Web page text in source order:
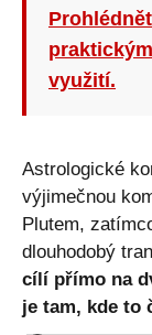
využití.
Astrologické
výjimečnou
Plutem,
dlouhodobý
cílí přímo na
je tam, kde to